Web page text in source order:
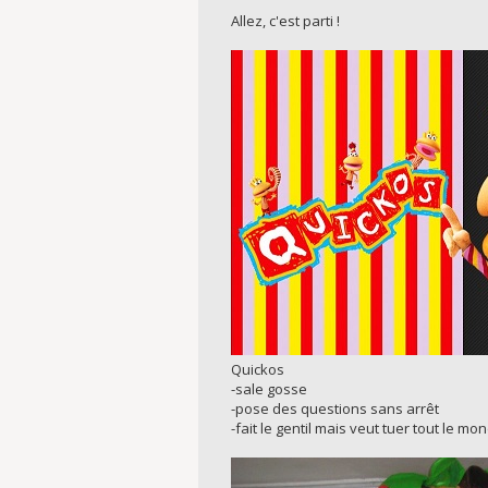
Allez, c'est parti !
Quickos
-sale gosse
-pose des questions sans arrêt
-fait le gentil mais veut tuer tout le